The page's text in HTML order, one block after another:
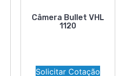
Câmera Bullet VHL
1120
Solicitar Cotação